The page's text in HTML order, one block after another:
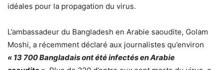
idéales pour la propagation du virus.
L’ambassadeur du Bangladesh en Arabie saoudite, Golam
Moshi, a récemment déclaré aux journalistes qu’environ
« 13 700 Bangladais ont été infectés en Arabie